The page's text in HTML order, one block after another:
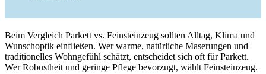
Beim Vergleich Parkett vs. Feinsteinzeug sollten Alltag, Klima und
Wunschoptik einfließen. Wer warme, natürliche Maserungen und
traditionelles Wohngefühl schätzt, entscheidet sich oft für Parkett.
Wer Robustheit und geringe Pflege bevorzugt, wählt Feinsteinzeug.